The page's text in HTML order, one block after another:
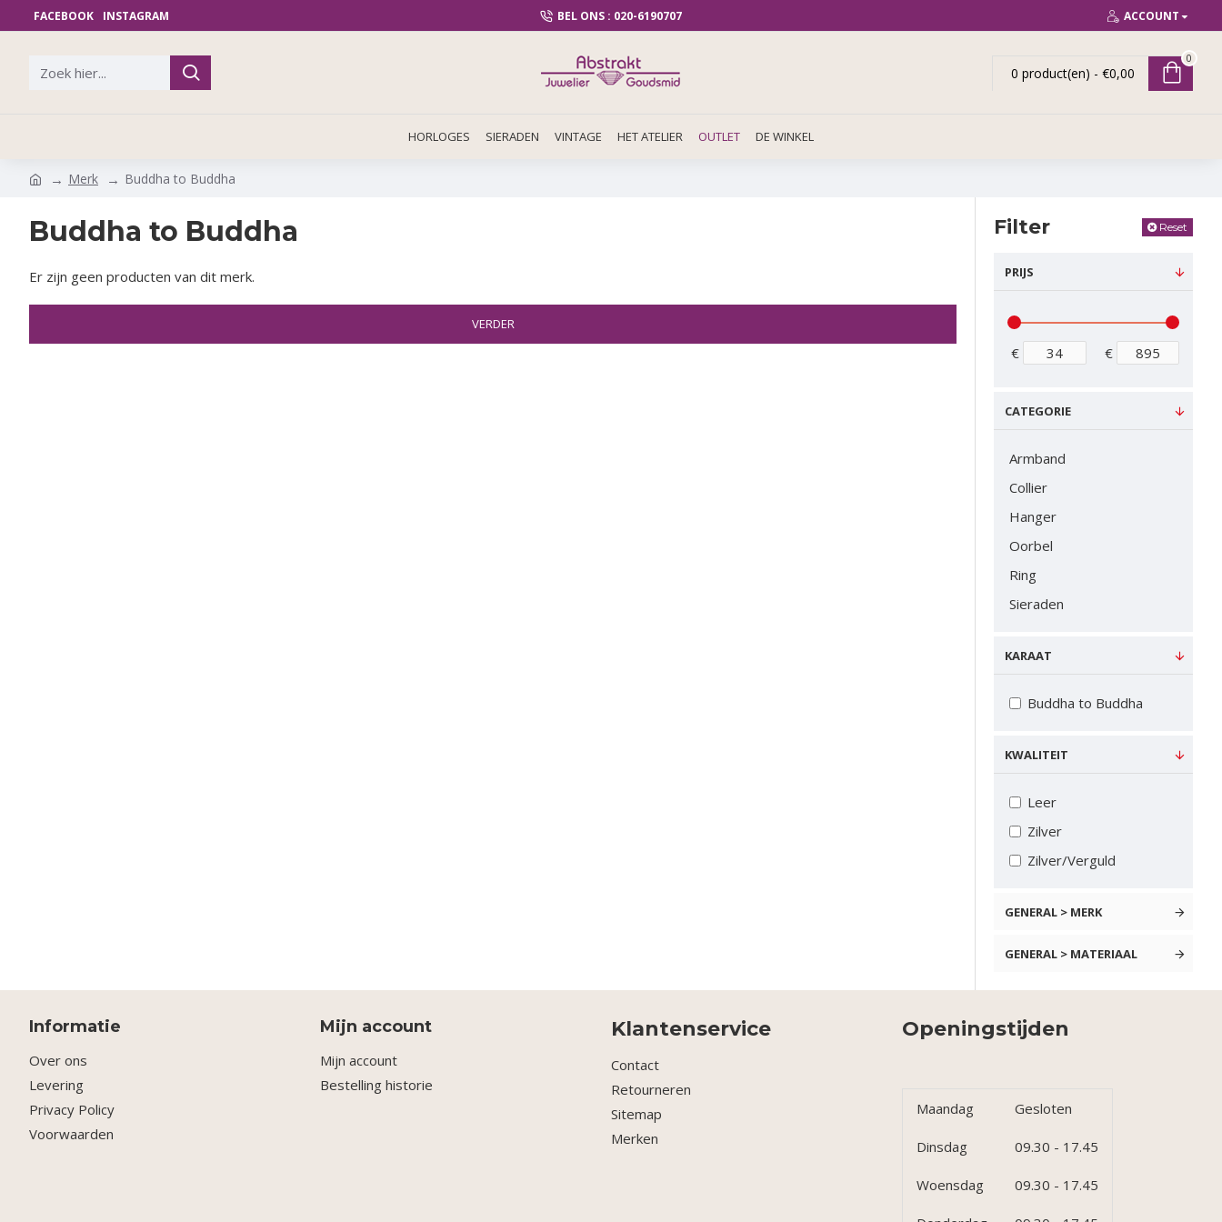
FACEBOOK INSTAGRAM BEL ONS : 020-6190707 ACCOUNT
0 product(en) - €0,00
0
HORLOGES SIERADEN VINTAGE HET ATELIER OUTLET DE WINKEL
Merk Buddha to Buddha
Buddha to Buddha
Er zijn geen producten van dit merk.
VERDER
Filter Reset
PRIJS
€ €
CATEGORIE
Armband
Collier
Hanger
Oorbel
Ring
Sieraden
GENERAL > MERK
GENERAL > MATERIAAL
KARAAT
Buddha to Buddha
KWALITEIT
Leer
Zilver
Zilver/Verguld
Informatie
Over ons
Levering
Privacy Policy
Voorwaarden
Mijn account
Mijn account
Bestelling historie
Klantenservice
Contact
Retourneren
Sitemap
Merken
Openingstijden
Maandag Gesloten
Dinsdag 09.30 - 17.45
Woensdag 09.30 - 17.45